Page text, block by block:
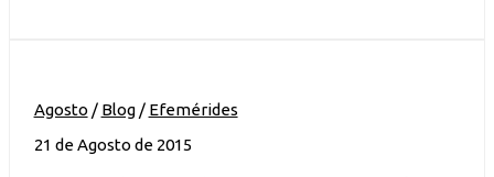
Agosto / Blog/ Efemérides
21 de Agosto de 2015